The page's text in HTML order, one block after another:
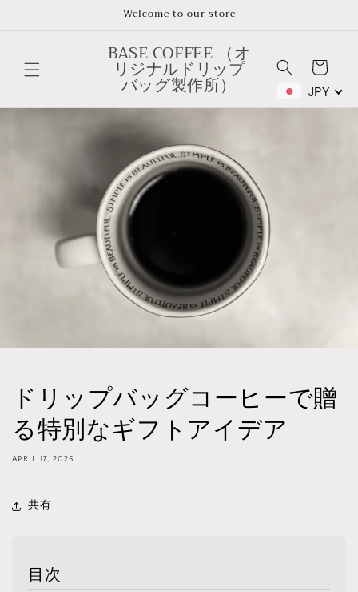
Welcome to our store
BASE COFFEE （オ
リジナルドリップ
バッグ製作所）
Cart
JPY
ドリップバッグコーヒーで贈
る特別なギフトアイデア
APRIL 17, 2025
共有
目次